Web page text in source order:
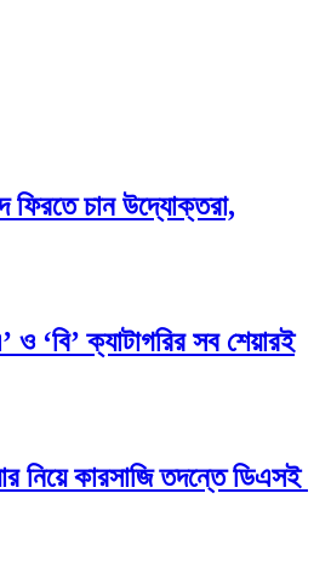
ফিরতে চান উদ্যোক্তরা,
ও ‘বি’ ক্যাটাগরির সব শেয়ারই
নিয়ে কারসাজি তদন্তে ডিএসই